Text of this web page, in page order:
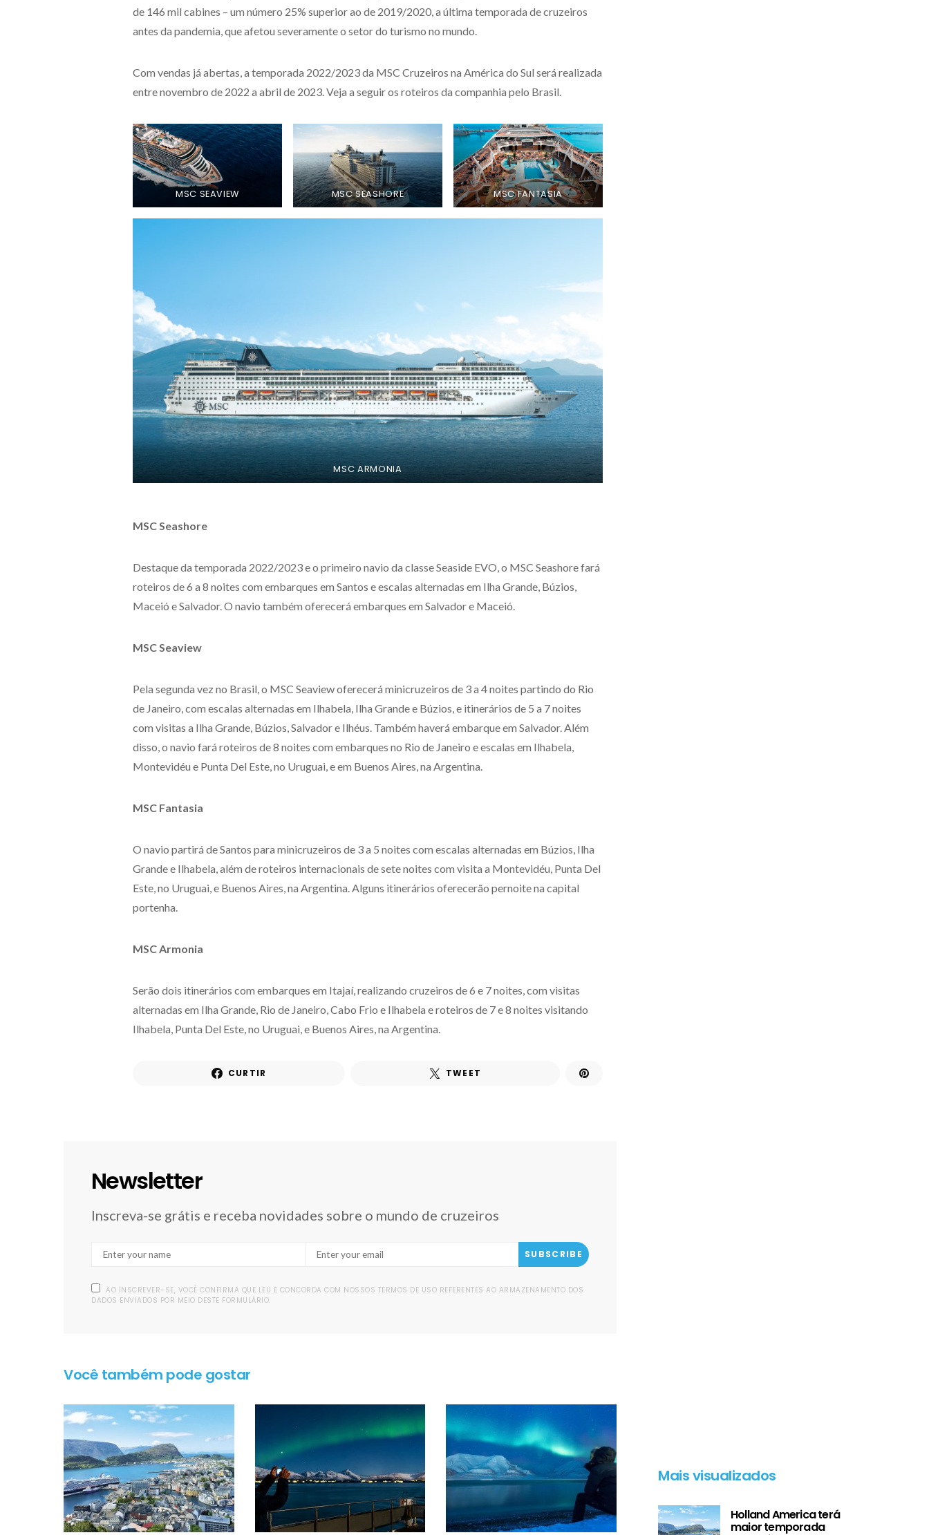
de 146 mil cabines – um número 25% superior ao de 2019/2020, a última temporada de cruzeiros
antes da pandemia, que afetou severamente o setor do turismo no mundo.
Com vendas já abertas, a temporada 2022/2023 da MSC Cruzeiros na América do Sul será realizada
entre novembro de 2022 a abril de 2023. Veja a seguir os roteiros da companhia pelo Brasil.
MSC SEAVIEW MSC SEASHORE MSC FANTASIA
MSC ARMONIA
MSC Seashore
Destaque da temporada 2022/2023 e o primeiro navio da classe Seaside EVO, o MSC Seashore fará
roteiros de 6 a 8 noites com embarques em Santos e escalas alternadas em Ilha Grande, Búzios,
Maceió e Salvador. O navio também oferecerá embarques em Salvador e Maceió.
MSC Seaview
Pela segunda vez no Brasil, o MSC Seaview oferecerá minicruzeiros de 3 a 4 noites partindo do Rio
de Janeiro, com escalas alternadas em Ilhabela, Ilha Grande e Búzios, e itinerários de 5 a 7 noites
com visitas a Ilha Grande, Búzios, Salvador e Ilhéus. Também haverá embarque em Salvador. Além
disso, o navio fará roteiros de 8 noites com embarques no Rio de Janeiro e escalas em Ilhabela,
Montevidéu e Punta Del Este, no Uruguai, e em Buenos Aires, na Argentina.
MSC Fantasia
O navio partirá de Santos para minicruzeiros de 3 a 5 noites com escalas alternadas em Búzios, Ilha
Grande e Ilhabela, além de roteiros internacionais de sete noites com visita a Montevidéu, Punta Del
Este, no Uruguai, e Buenos Aires, na Argentina. Alguns itinerários oferecerão pernoite na capital
portenha.
MSC Armonia
Serão dois itinerários com embarques em Itajaí, realizando cruzeiros de 6 e 7 noites, com visitas
alternadas em Ilha Grande, Rio de Janeiro, Cabo Frio e Ilhabela e roteiros de 7 e 8 noites visitando
Ilhabela, Punta Del Este, no Uruguai, e Buenos Aires, na Argentina.
CURTIR TWEET
Newsletter
Inscreva-se grátis e receba novidades sobre o mundo de cruzeiros
SUBSCRIBE
AO INSCREVER-SE, VOCÊ CONFIRMA QUE LEU E CONCORDA COM NOSSOS TERMOS DE USO REFERENTES AO ARMAZENAMENTO DOS
DADOS ENVIADOS POR MEIO DESTE FORMULÁRIO.
Você também pode gostar
Mais visualizados
Holland America terá
maior temporada